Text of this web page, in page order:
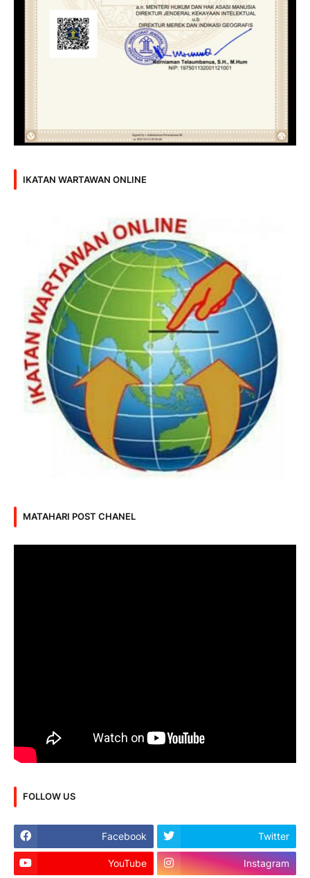
IKATAN WARTAWAN ONLINE
MATAHARI POST CHANEL
FOLLOW US
Facebook Twitter
YouTube Instagram